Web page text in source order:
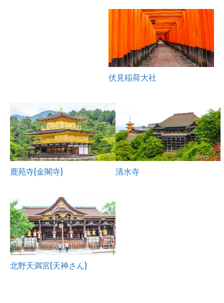
伏見稲荷大社
鹿苑寺(金閣寺) 清水寺
北野天満宮(天神さん)